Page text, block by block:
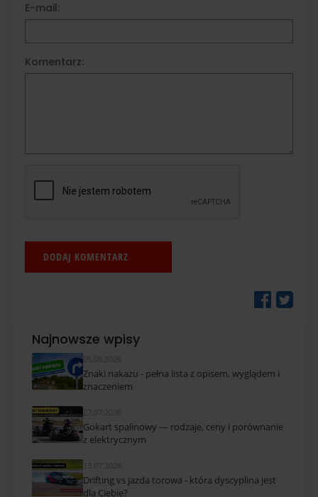
E-mail:
Komentarz:
Najnowsze wpisy
05.08.2026
Znaki nakazu - pełna lista z opisem, wyglądem i
znaczeniem
27.07.2026
Gokart spalinowy — rodzaje, ceny i porównanie
z elektrycznym
13.07.2026
Drifting vs jazda torowa - która dyscyplina jest
dla Ciebie?